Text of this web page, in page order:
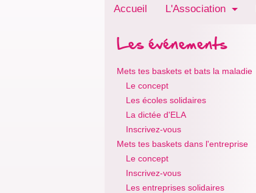
Accueil L'Association
Les événements
Mets tes baskets et bats la maladie
Le concept
Les écoles solidaires
La dictée d'ELA
Inscrivez-vous
Mets tes baskets dans l'entreprise
Le concept
Inscrivez-vous
Les entreprises solidaires